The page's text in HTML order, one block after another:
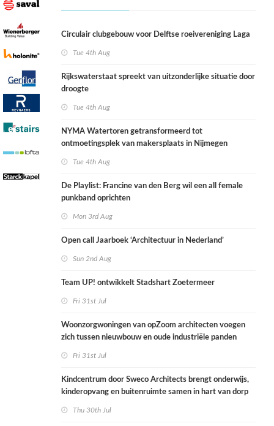
Circulair clubgebouw voor Delftse roeivereniging Laga
Tue 4th Aug
Rijkswaterstaat spreekt van uitzonderlijke situatie door
droogte
Tue 4th Aug
NYMA Watertoren getransformeerd tot
ontmoetingsplek van makersplaats in Nijmegen
Tue 4th Aug
De Playlist: Francine van den Berg wil een all female
punkband oprichten
Mon 3rd Aug
Open call Jaarboek ‘Architectuur in Nederland’
Sun 2nd Aug
Team UP! ontwikkelt Stadshart Zoetermeer
Fri 31st Jul
Woonzorgwoningen van opZoom architecten voegen
zich tussen nieuwbouw en oude industriële panden
Fri 31st Jul
Kindcentrum door Sweco Architects brengt onderwijs,
kinderopvang en buitenruimte samen in hart van dorp
Thu 30th Jul